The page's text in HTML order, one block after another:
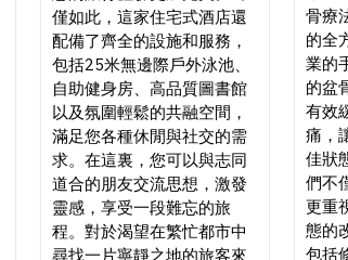
僅如此，這家住宅式酒店還
配備了齊全的設施和服務，
包括25米無邊際戶外泳池、
自助健身房、高品質圖書館
以及氛圍輕鬆的共融空間，
滿足您各種休閒與社交的需
求。在這裏，您可以與志同
道合的朋友交流思想，激發
靈感，享受一段難忘的旅
程。對於渴望在繁忙都市中
尋找一片寧靜之地的旅客來
骨療
的全
業的
的盆
有效
痛，
佳狀
們不
更重
態的
包括